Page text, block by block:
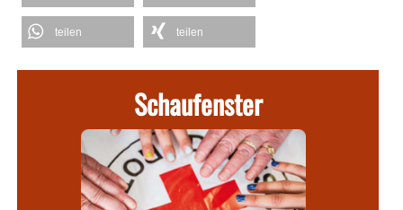
teilen teilen
Schaufenster